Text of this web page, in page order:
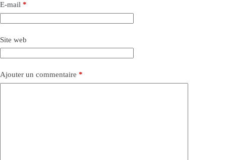
E-mail *
Site web
Ajouter un commentaire *